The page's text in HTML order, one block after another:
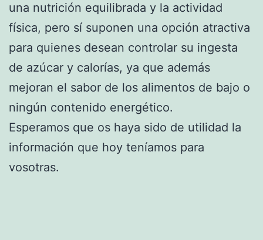
una nutrición equilibrada y la actividad
física, pero sí suponen una opción atractiva
para quienes desean controlar su ingesta
de azúcar y calorías, ya que además
mejoran el sabor de los alimentos de bajo o
ningún contenido energético.
Esperamos que os haya sido de utilidad la
información que hoy teníamos para
vosotras.